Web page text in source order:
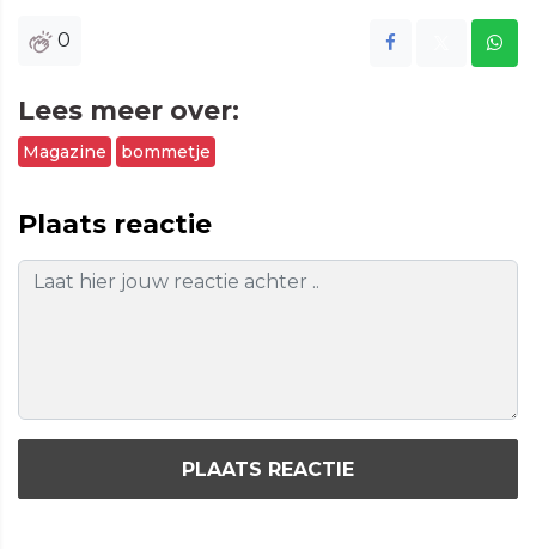
0
Lees meer over:
Magazine bommetje
Plaats reactie
PLAATS REACTIE